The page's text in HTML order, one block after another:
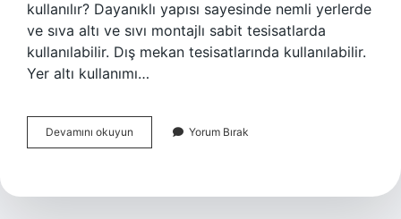
kullanılır? Dayanıklı yapısı sayesinde nemli yerlerde
ve sıva altı ve sıvı montajlı sabit tesisatlarda
kullanılabilir. Dış mekan tesisatlarında kullanılabilir.
Yer altı kullanımı…
Devamını okuyun
5
Kullanılır
Yorum Bırak